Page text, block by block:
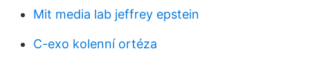
Mit media lab jeffrey epstein
C-exo kolenní ortéza